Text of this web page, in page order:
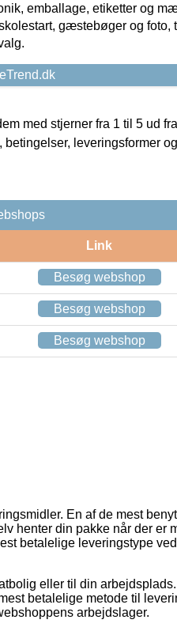
emballage, etiketter og
gæstebøger og foto,
med stjerner fra 1 til 5 ud
leveringsformer og
Link
Besøg webshop
Besøg webshop
Besøg webshop
En af de mest
henter din pakke når der er
betalelige leveringstype
eller til din
betalelige metode til
arbejdslager.